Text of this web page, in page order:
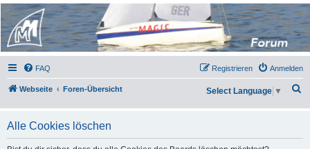
Micro Magic Forum
Deutschland
FAQ Anmelden
Registrieren
Webseite Foren-Übersicht
h
Select Language ▼
Alle Cookies löschen